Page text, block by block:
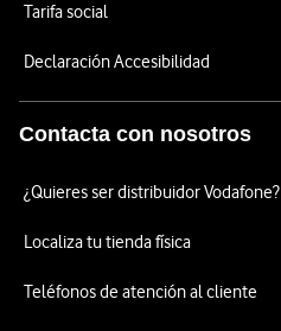
Tarifa social
Declaración Accesibilidad
Contacta con nosotros
¿Quieres ser distribuidor Vodafone?
Localiza tu tienda física
Teléfonos de atención al cliente